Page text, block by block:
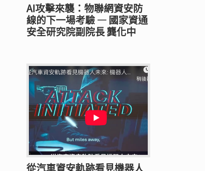
AI攻擊來襲：物聯網資安防
線的下一場考驗 — 國家資通
安全研究院副院長 龔化中
從汽車資安軌跡看見機器人